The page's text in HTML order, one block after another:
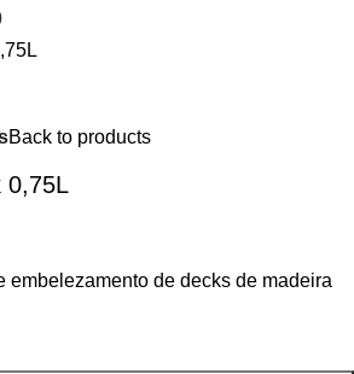
Back to products
0,75L
embelezamento de decks de madeira